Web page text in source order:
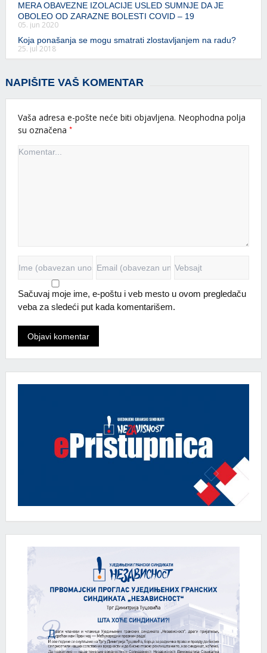
MERA OBAVEZNE IZOLACIJE USLED SUMNJE DA JE
OBOLEO OD ZARAZNE BOLESTI COVID – 19
05. jun 2020
Koja ponašanja se mogu smatrati zlostavljanjem na radu?
25. jul 2018
NAPIŠITE VAŠ KOMENTAR
Vaša adresa e-pošte neće biti objavljena. Neophodna polja
su označena *
Sačuvaj moje ime, e-poštu i veb mesto u ovom pregledaču
veba za sledeći put kada komentarišem.